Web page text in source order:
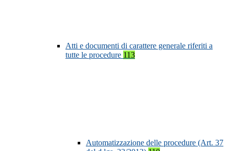
Atti e documenti di carattere generale riferiti a
tutte le procedure 113
Automatizzazione delle procedure (Art. 37